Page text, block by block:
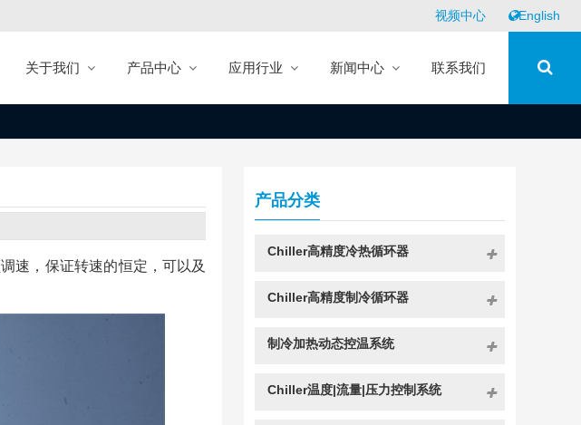
视频中心 English
关于我们 产品中心 应用行业 新闻中心 联系我们
速，保证转速的恒定，可以及
产品分类
Chiller高精度冷热循环器
Chiller高精度制冷循环器
制冷加热动态控温系统
Chiller温度|流量|压力控制系统